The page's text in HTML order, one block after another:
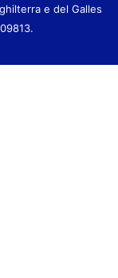
e del Galles